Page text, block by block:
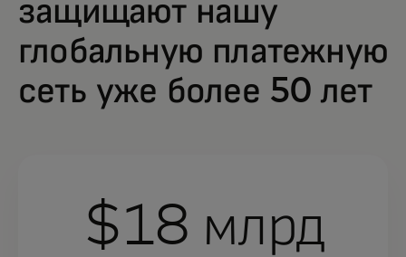
защищают нашу
глобальную платежную
сеть уже более 50 лет
$18 млрд